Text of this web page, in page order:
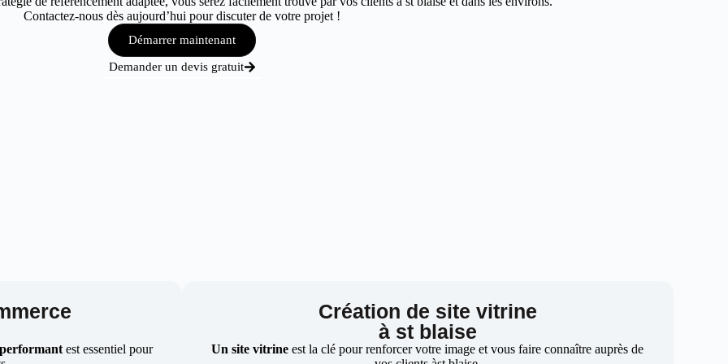
Contactez-nous dès aujourd’hui pour discuter de votre projet !
Démarrer maintenant
Demander un devis gratuit
est essentiel pour
Création de site vitrine
à st blaise
Un site vitrine est la clé pour renforcer votre image et vous faire connaître auprès de